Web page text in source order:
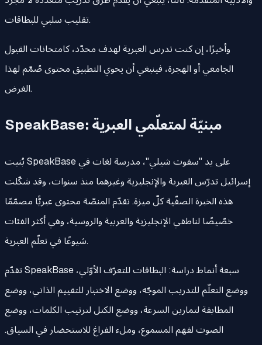
تقليب سلبي للبطاقات.
وأخيرًا، إن كنت تدرس العبرية لهدف محدّد، كامتحانات القبول
الجامعي أو الهجرة، فينبغي أن يحوي التطبيق محتوى صُمّم لهذا
الغرض.
SpeakBase: مبنيّة لمتعلّمي العبرية
بُنيت SpeakBase على يد "سفوت شيلي"، مدرسة لغات في
إسرائيل تدرّس العبرية والإنجليزية وغيرهما منذ سنوات، وقد شكّلت
هذه الخبرة الصفّية كلّ ميزة. تقدّم المنصّة محتوى عبريًّا مصمّمًا
خصّيصًا لناطقي الإنجليزية والعربية والروسية، وهي أكثر الفئات
شيوعًا في تعلّم العبرية.
تقدّم SpeakBase سبعة أنماط دراسة: البطاقات للتعرّف الأوّلي،
ووضع التعلّم للتدريب الموجّه، ووضع الاختبار للتقييم الذاتي، ووضع
المطابقة لتمارين السرعة، ووضع الكتل لترتيب الكلمات، ووضع
الصوت لفهم المسموع، وملء الفراغ للاستحضار في السياق.